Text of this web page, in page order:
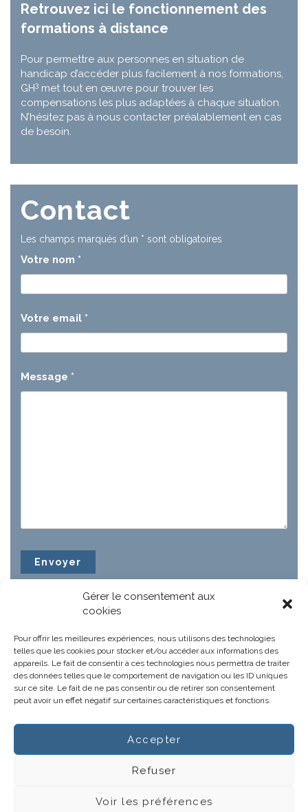
Gérer le consentement aux
cookies
Pour offrir les meilleures expériences, nous utilisons des technologies
telles que les cookies pour stocker et/ou accéder aux informations des
appareils. Le fait de consentir à ces technologies nous permettra de traiter
des données telles que le comportement de navigation ou les ID uniques
sur ce site. Le fait de ne pas consentir ou de retirer son consentement
peut avoir un effet négatif sur certaines caractéristiques et fonctions.
Accepter
Refuser
Voir les préférences
Retrouvez ici le fonctionnement des
formations à distance
Pour permettre aux personnes en situation de
handicap d’accéder plus facilement à nos formations,
GH3 met tout en œuvre pour trouver les
compensations les plus adaptées à chaque situation.
N’hésitez pas à nous contacter préalablement en cas
de besoin.
Contact
Les champs marqués d’un * sont obligatoires
Votre nom *
Votre email *
Message *
Actus
Gestions hospitalières CGV